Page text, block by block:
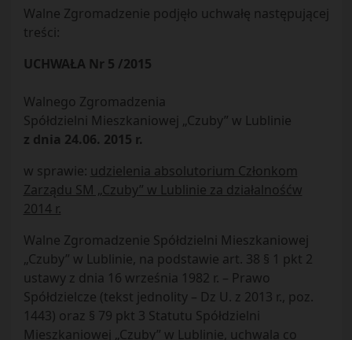
Walne Zgromadzenie podjęło uchwałę następującej
treści:
UCHWAŁA Nr 5 /2015
Walnego Zgromadzenia
Spółdzielni Mieszkaniowej „Czuby” w Lublinie
z dnia 24.06. 2015 r.
w sprawie: udzielenia absolutorium Członkom
Zarządu SM „Czuby” w Lublinie za działalnośćw
2014 r.
Walne Zgromadzenie Spółdzielni Mieszkaniowej
„Czuby” w Lublinie, na podstawie art. 38 § 1 pkt 2
ustawy z dnia 16 września 1982 r. – Prawo
Spółdzielcze (tekst jednolity – Dz U. z 2013 r., poz.
1443) oraz § 79 pkt 3 Statutu Spółdzielni
Mieszkaniowej „Czuby” w Lublinie, uchwala co